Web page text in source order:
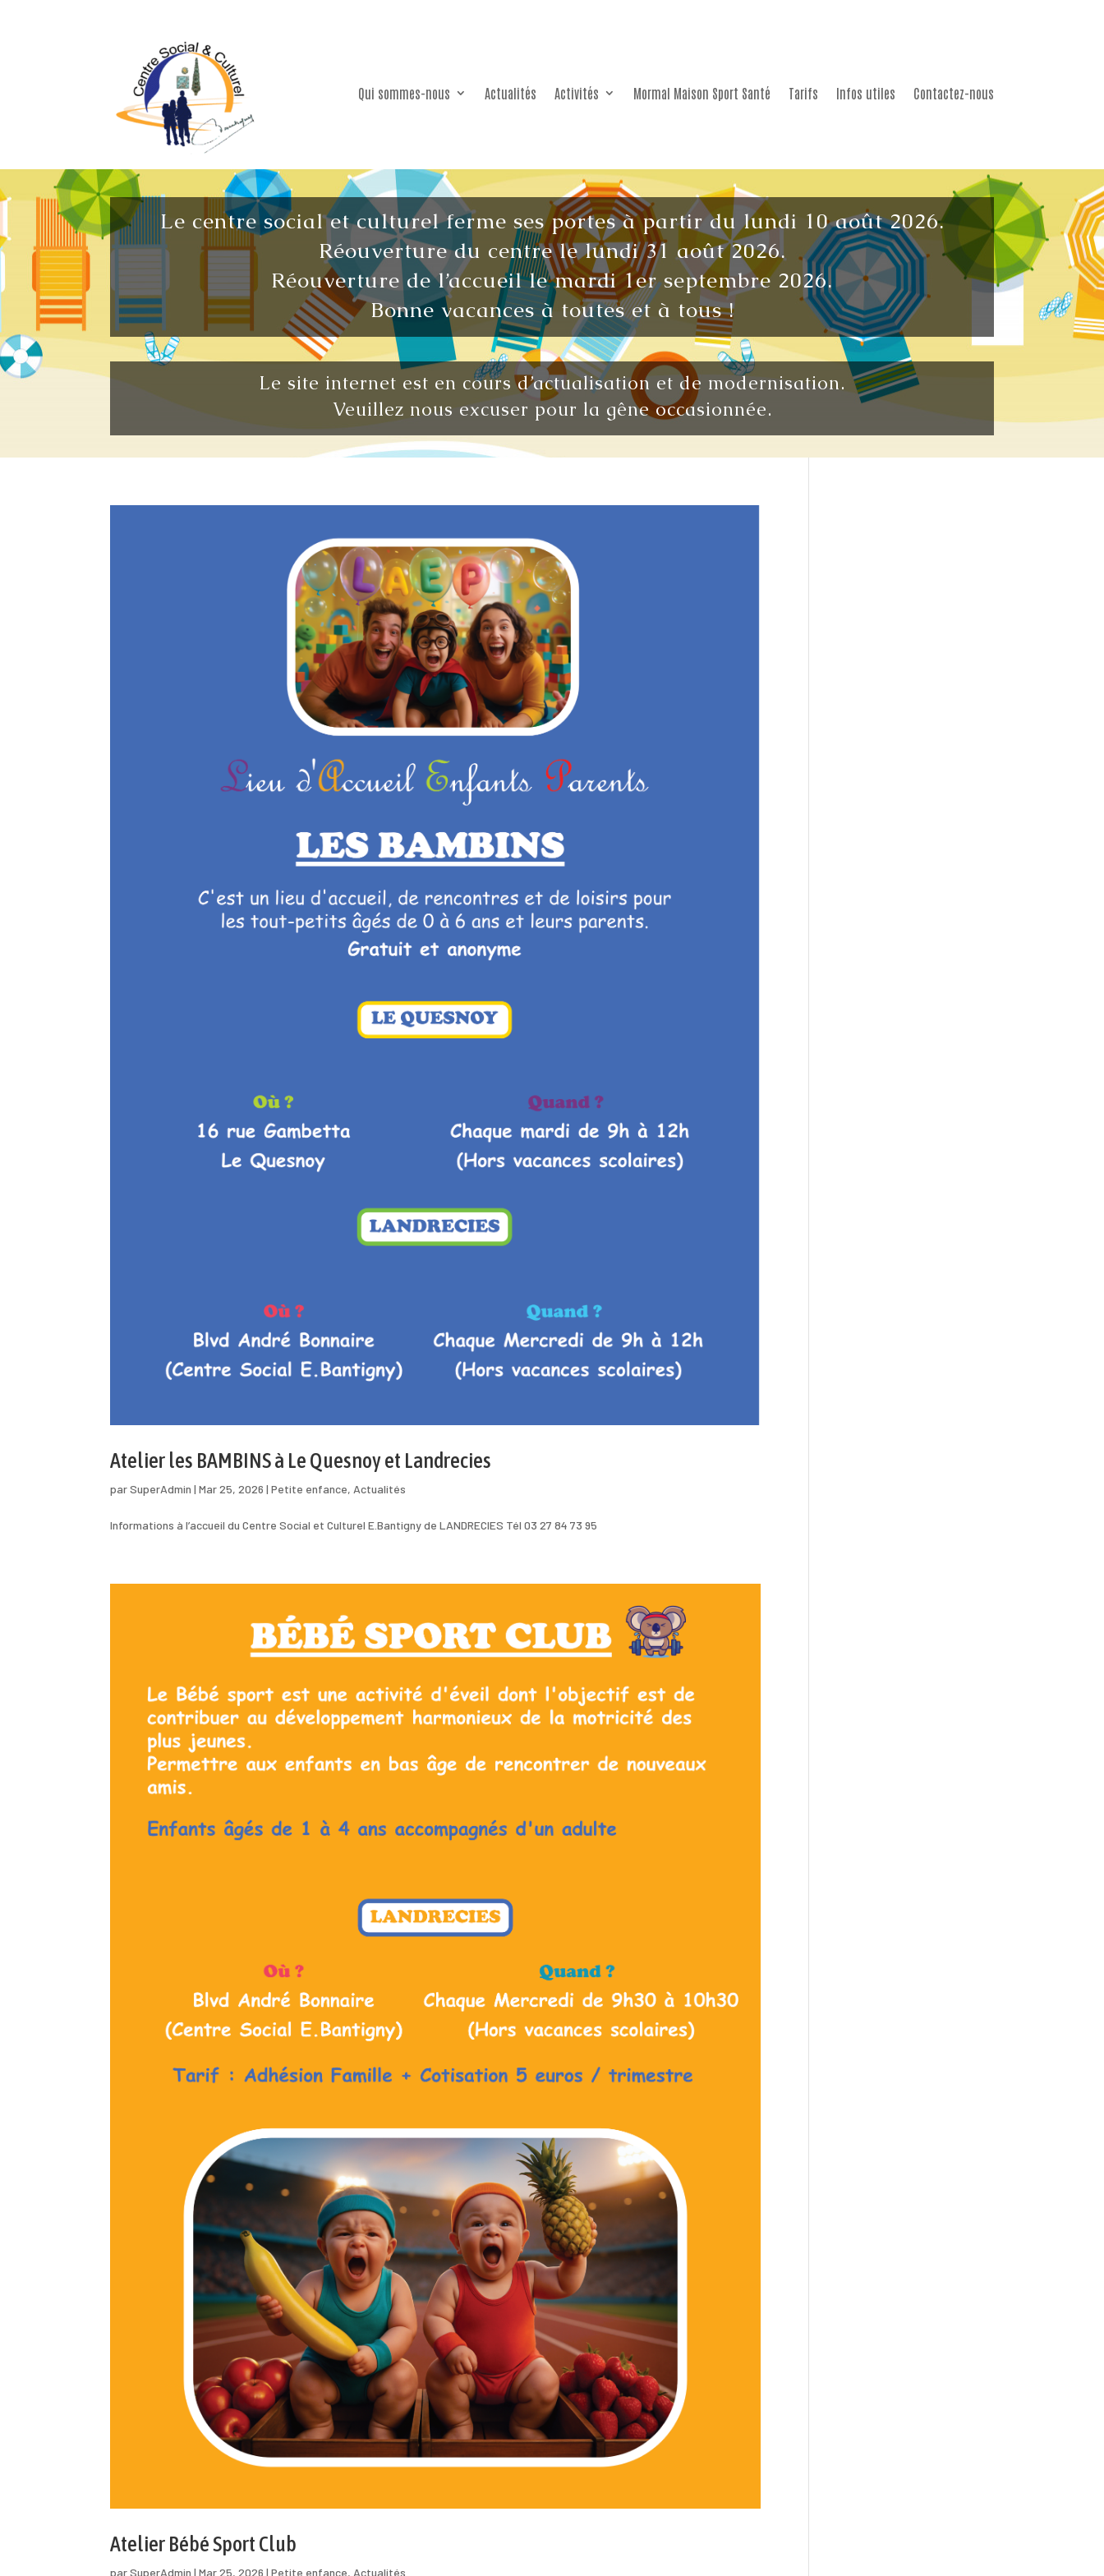
Qui sommes-nous Actualités Activités Mormal Maison Sport Santé Tarifs Infos utiles Contactez-nous
Le centre social et culturel ferme ses portes à partir du lundi 10 août 2026.
Réouverture du centre le lundi 31 août 2026.
Réouverture de l’accueil le mardi 1er septembre 2026.
Bonne vacances à toutes et à tous !
Le site internet est en cours d’actualisation et de modernisation.
Veuillez nous excuser pour la gêne occasionnée.
Atelier les BAMBINS à Le Quesnoy et Landrecies
parSuperAdmin |Mar 25, 2026 |Petite enfance, Actualités
Informations à l’accueil du Centre Social et Culturel E.Bantigny de LANDRECIES Tél 03 27 84 73 95
Atelier Bébé Sport Club
parSuperAdmin |Mar 25, 2026 |Petite enfance, Actualités